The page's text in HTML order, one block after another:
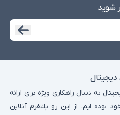
شوید
دیجیتال
به دنبال راهکاری ویژه برای ارائه
بوده ایم. از این رو پلتفرم آنلاین